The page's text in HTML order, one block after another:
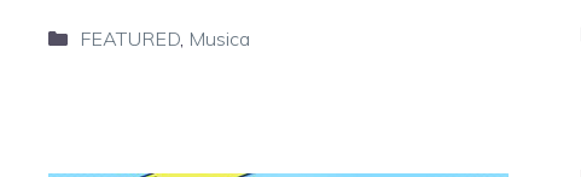
Categorie
FEATURED, Musica